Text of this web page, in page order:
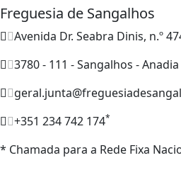
Freguesia de Sangalhos
Avenida Dr. Seabra Dinis, n.º
3780 - 111 - Sangalhos - Anadia
+351 234 742 174*
* Chamada para a Rede Fixa